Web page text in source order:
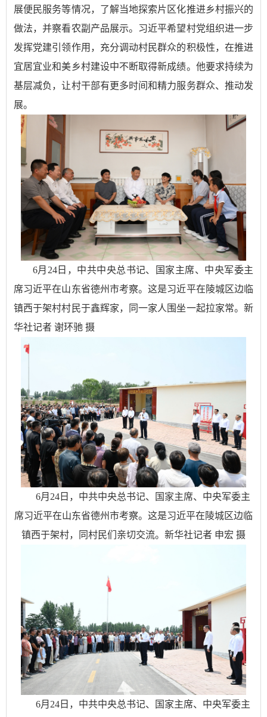
展便民服务等情况，了解当地探索片区化推进乡村振兴的
做法，并察看农副产品展示。习近平希望村党组织进一步
发挥党建引领作用，充分调动村民群众的积极性，在推进
宜居宜业和美乡村建设中不断取得新成绩。他要求持续为
基层减负，让村干部有更多时间和精力服务群众、推动发
展。
6月24日，中共中央总书记、国家主席、中央军委主
席习近平在山东省德州市考察。这是习近平在陵城区边临
镇西于架村村民于鑫辉家，同一家人围坐一起拉家常。新
华社记者 谢环驰 摄
6月24日，中共中央总书记、国家主席、中央军委主
席习近平在山东省德州市考察。这是习近平在陵城区边临
镇西于架村，同村民们亲切交流。新华社记者 申宏 摄
6月24日，中共中央总书记、国家主席、中央军委主